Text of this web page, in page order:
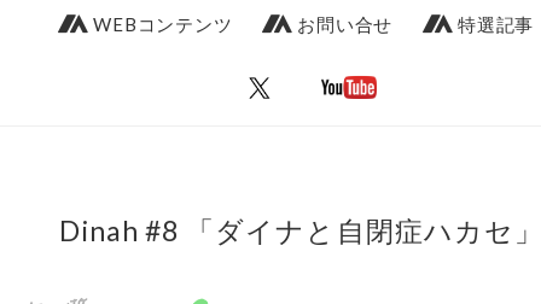
WEBコンテンツ お問い合せ 特選記事
Dinah #8 「ダイナと自閉症ハカセ